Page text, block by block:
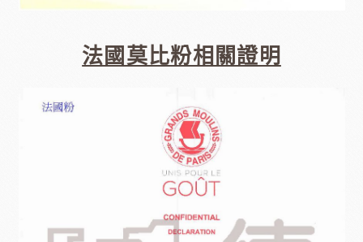
法國莫比粉相關證明